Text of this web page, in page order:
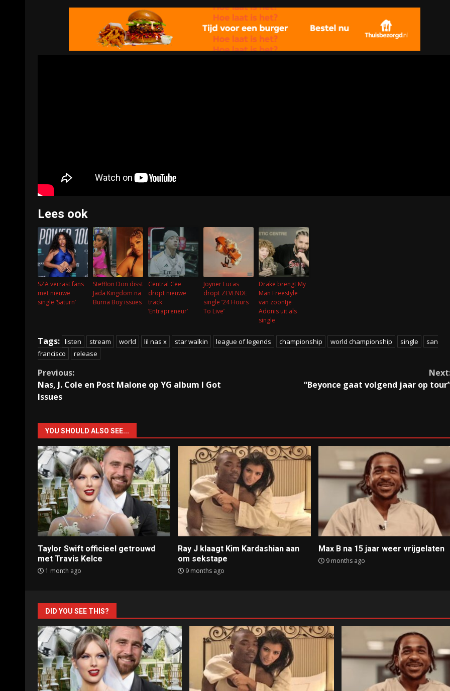
Lees ook
SZA verrast fans
met nieuwe
single ‘Saturn’
Stefflon Don disst
Jada Kingdom na
Burna Boy issues
Central Cee
dropt nieuwe
track
‘Entrapreneur’
Joyner Lucas
dropt ZEVENDE
single ’24 Hours
To Live’
Drake brengt My
Man Freestyle
van zoontje
Adonis uit als
single
Tags: listen stream world lil nas x star walkin league of legends championship world championship single
san
francisco
release
Continue
Reading
Previous:
Nas, J. Cole en Post Malone op YG album I Got
Issues
“Beyonce gaat volgend jaar op
YOU SHOULD ALSO SEE...
Taylor Swift officieel getrouwd
met Travis Kelce
1 month ago
Ray J klaagt Kim Kardashian aan
om sekstape
9 months ago
Max B na 15 jaar weer vrijgelaten
9 months ago
DID YOU SEE THIS?